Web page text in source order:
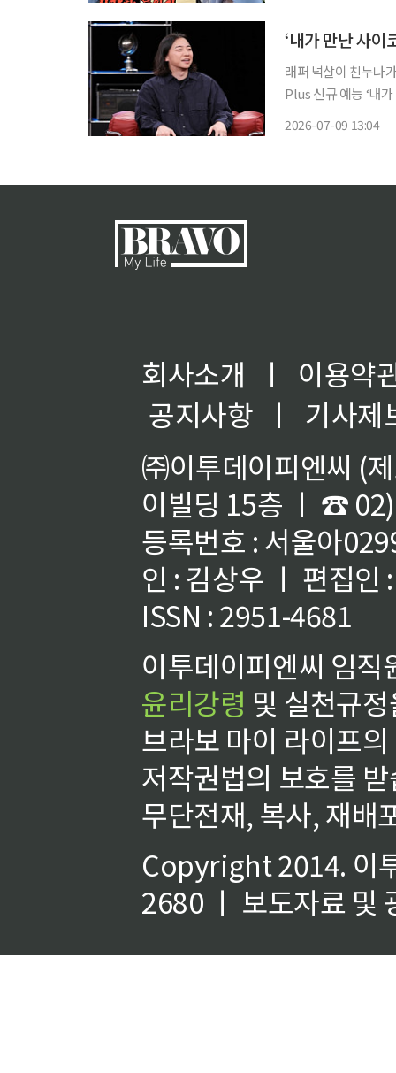
래퍼 넉살이 친누나가 겪은 ‘
Plus 신규 예능 ‘내
2026-07-09 13:04
회사소개 ㅣ
이용약
공지사항
ㅣ
기사제
㈜이투데이피엔씨 (
이빌딩 15층 ㅣ ☎
등록번호 : 서울아
인 : 김상우 ㅣ 편집인
ISSN : 2951-4681
이투데이피엔씨 임
윤리강령 및 실천규
브라보 마이 라이프
저작권법의 보호를
무단전재, 복사, 재배
Copyright 2014. 이
2680 ㅣ 보도자료